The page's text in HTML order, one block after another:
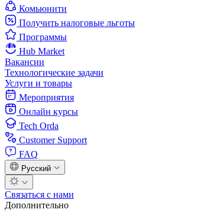
Комьюнити
Получить налоговые льготы
Программы
Hub Market
Вакансии
Технологические задачи
Услуги и товары
Мероприятия
Онлайн курсы
Tech Orda
Customer Support
FAQ
Русский
Связаться с нами
Дополнительно